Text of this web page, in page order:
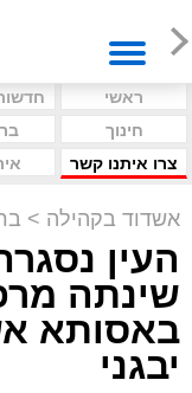
ראשי
חינוך
צרו איתנו קשר
אשדוד בקהילה >
העין
שינתה
באסותא
יבגני